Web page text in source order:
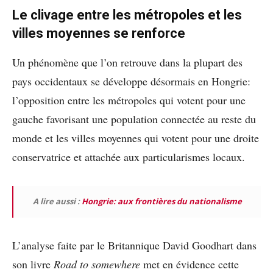
Le clivage entre les métropoles et les
villes moyennes se renforce
Un phénomène que l’on retrouve dans la plupart des
pays occidentaux se développe désormais en Hongrie:
l’opposition entre les métropoles qui votent pour une
gauche favorisant une population connectée au reste du
monde et les villes moyennes qui votent pour une droite
conservatrice et attachée aux particularismes locaux.
A lire aussi :Hongrie: aux frontières du nationalisme
L’analyse faite par le Britannique David Goodhart dans
son livre Road to somewhere met en évidence cette